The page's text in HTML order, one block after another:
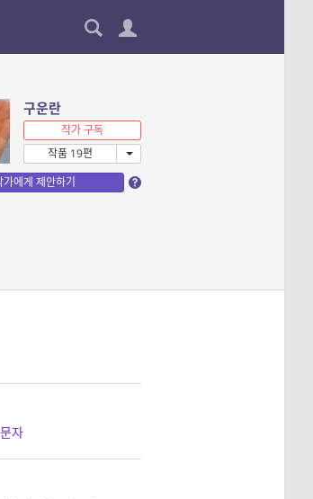
구운란
작가 구독
작품 19편
가에게 제안하기
자